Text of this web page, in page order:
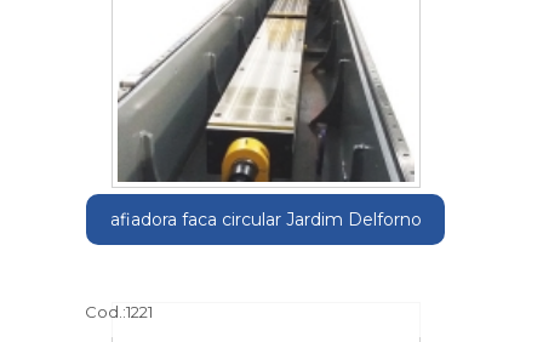
afiadora faca circular Jardim Delforno
Cod.:1221